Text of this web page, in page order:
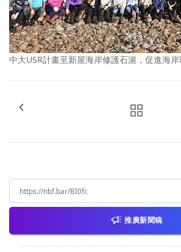
中大USR計畫至新屋海岸修護石滬，促進海岸
推廣新聞稿